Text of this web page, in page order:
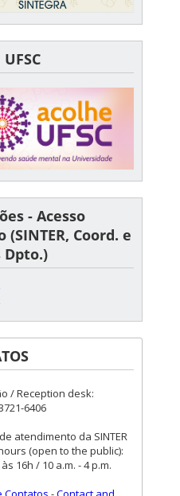
- Acesso
Coord. e
Dpto.)
/ Reception desk:
6406
atendimento da SINTER
(open to the public):
16h / 10 a.m. - 4 p.m.